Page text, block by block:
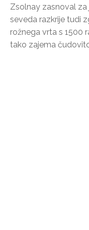
Zsolnay zasnoval
seveda razkrije tudi
rožnega vrta s 1500
tako zajema